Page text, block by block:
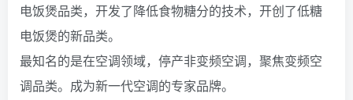
电饭煲品类，开发了降低食物糖分的技术，开创了低糖
电饭煲的新品类。
最知名的是在空调领域，停产非变频空调，聚焦变频空
调品类。成为新一代空调的专家品牌。